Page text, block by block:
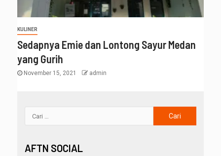
KULINER
Sedapnya Emie dan Lontong Sayur Medan
yang Gurih
November 15, 2021 admin
AFTN SOCIAL